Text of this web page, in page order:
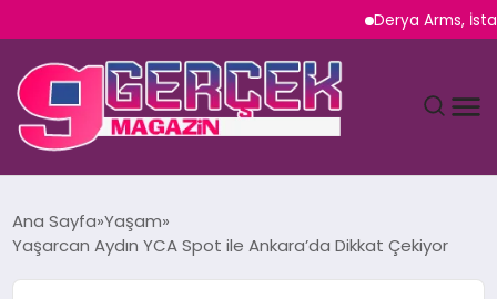
Derya Arms,
YAŞAM
Ana Sayfa Yaşam
Yaşarcan Aydın YCA Spot ile Ankara’da Dikkat Çekiyor